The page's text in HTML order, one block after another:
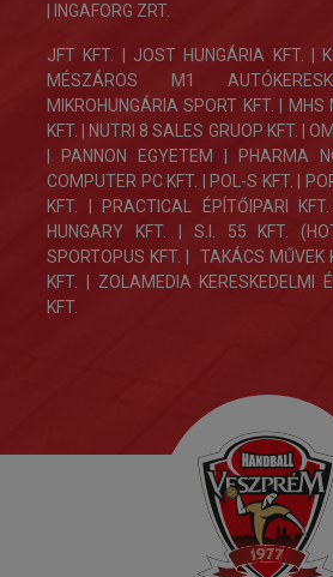
| INGAFORG ZRT.
JFT KFT. | JOST HUNGÁRIA KFT. |
MÉSZÁROS M1
MIKROHUNGÁRIA SPORT KFT. | MHS
KFT. | NUTRI 8 SALES GRUOP KFT. |
| PANNON EGYETEM | PHARMA
COMPUTER PC KFT. | POL-S KFT. |
KFT. | PRACTICAL ÉPÍTŐIPARI
HUNGARY KFT. | S.I. 55 KFT.
SPORTOPUS KFT. | TAKÁCS MŰVEK
KFT. | ZOLAMEDIA KERESKEDELMI
KFT.